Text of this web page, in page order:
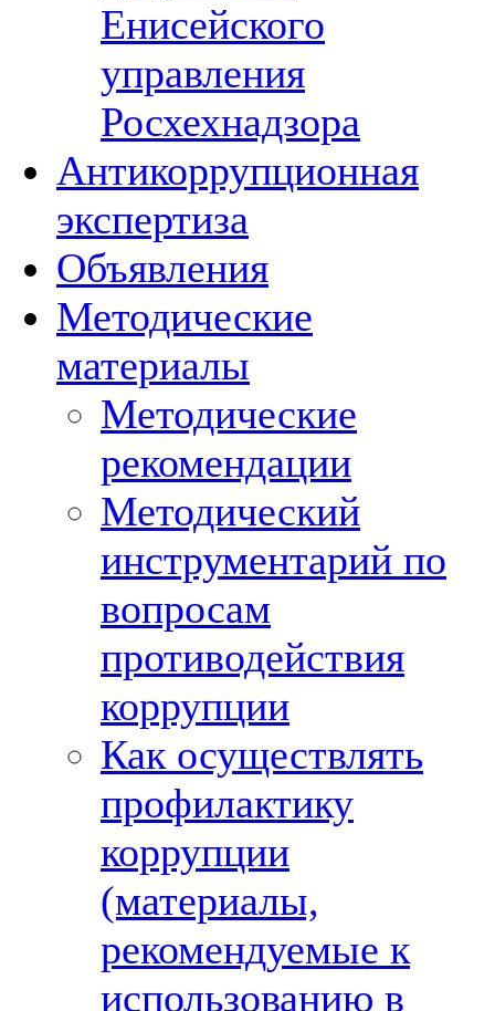
Енисейского
управления
Росхехнадзора
Антикоррупционная
экспертиза
Объявления
Методические
материалы
Методические
рекомендации
Методический
инструментарий по
вопросам
противодействия
коррупции
Как осуществлять
профилактику
коррупции
(материалы,
рекомендуемые к
использованию в